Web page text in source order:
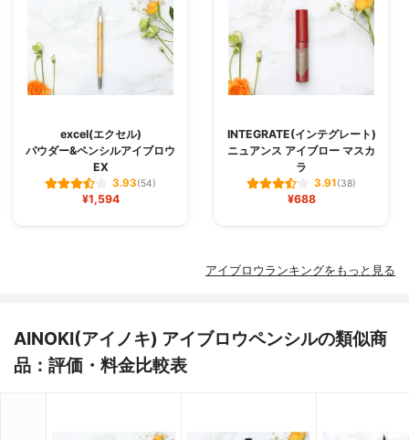
excel(エクセル)
パウダー&ペンシルアイブロウ
EX
3.93(54)
¥1,594
INTEGRATE(インテグレート)
ニュアンス アイブロー マスカ
ラ
3.91(38)
¥688
アイブロウランキングをもっと見る
AINOKI(アイノキ) アイブロウペンシルの類似商
品：評価・料金比較表